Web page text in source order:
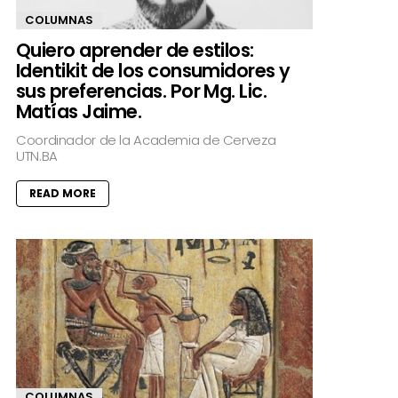
COLUMNAS
Quiero aprender de estilos:
Identikit de los consumidores y
sus preferencias. Por Mg. Lic.
Matías Jaime.
Coordinador de la Academia de Cerveza
UTN.BA
READ MORE